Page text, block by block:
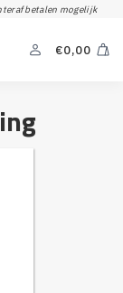
betalen mogelijk
€0,00